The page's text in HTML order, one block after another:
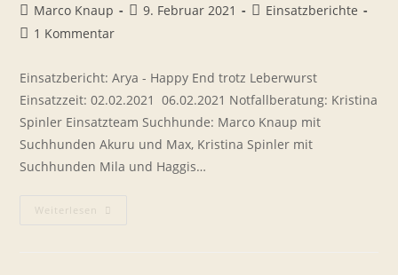
Beitrags-
Autor:
Marco Knaup
Beitrag
9. Februar 2021
Beitrags-
Einsatzberichte
Beitrags-
1 Kommentar
Einsatzbericht: Arya - Happy End trotz Leberwurst
Einsatzzeit: 02.02.2021  06.02.2021 Notfallberatung: Kristina
Spinler Einsatzteam Suchhunde: Marco Knaup mit
Suchhunden Akuru und Max, Kristina Spinler mit
Suchhunden Mila und Haggis…
Weiterlesen Einsatzbericht